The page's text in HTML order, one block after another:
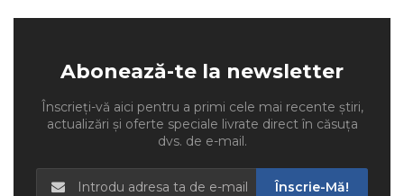
Abonează-te la newsletter
Înscrieți-vă aici pentru a primi cele mai recente știri,
actualizări și oferte speciale livrate direct în căsuța
dvs. de e-mail.
Înscrie-Mă!